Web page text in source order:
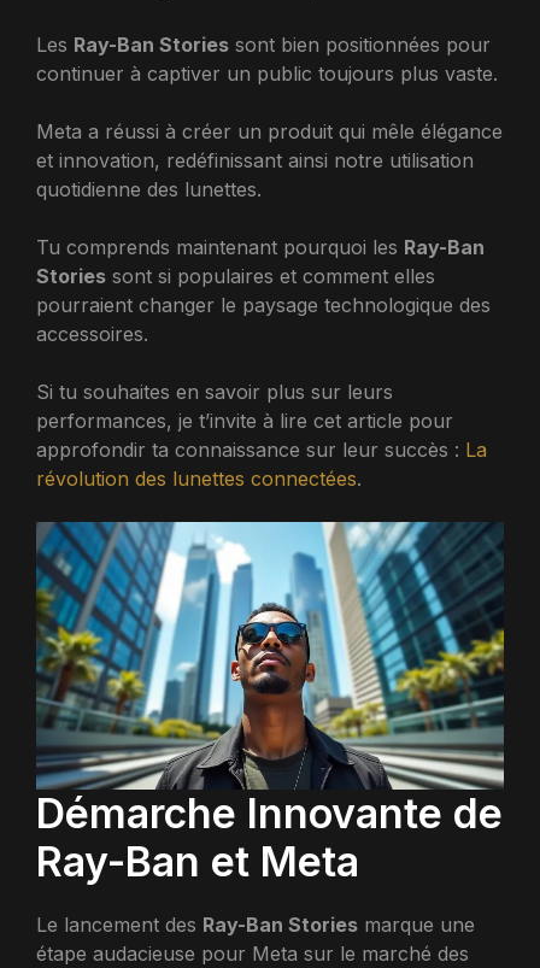
Les Ray-Ban Stories sont bien positionnées pour
continuer à captiver un public toujours plus vaste.
Meta a réussi à créer un produit qui mêle élégance
et innovation, redéfinissant ainsi notre utilisation
quotidienne des lunettes.
Tu comprends maintenant pourquoi les Ray-Ban
Stories sont si populaires et comment elles
pourraient changer le paysage technologique des
accessoires.
Si tu souhaites en savoir plus sur leurs
performances, je t’invite à lire cet article pour
approfondir ta connaissance sur leur succès : La
révolution des lunettes connectées.
Démarche Innovante de
Ray-Ban et Meta
Le lancement des Ray-Ban Stories marque une
étape audacieuse pour Meta sur le marché des